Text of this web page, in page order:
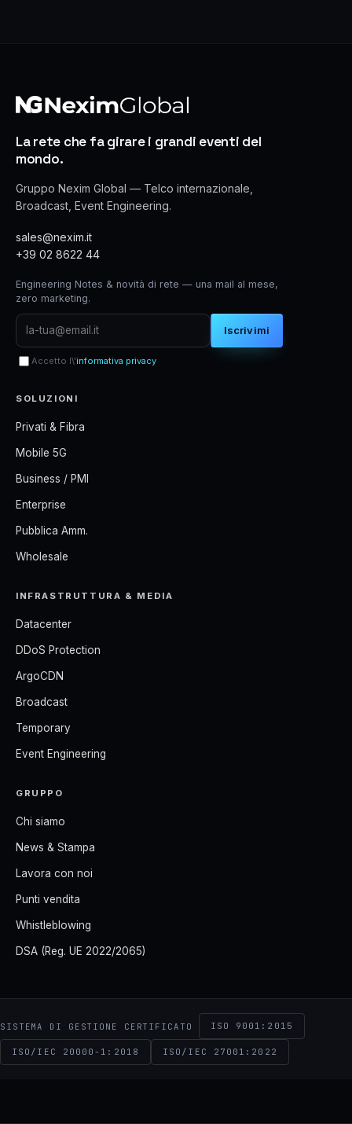
La rete che fa girare i grandi eventi del
mondo.
Gruppo Nexim Global — Telco internazionale,
Broadcast, Event Engineering.
sales@nexim.it
+39 02 8622 44
Engineering Notes & novità di rete — una mail al mese,
zero marketing.
Iscrivimi
Accetto l\'informativa privacy
SOLUZIONI
Privati & Fibra
Mobile 5G
Business / PMI
Enterprise
Pubblica Amm.
Wholesale
INFRASTRUTTURA & MEDIA
Datacenter
DDoS Protection
ArgoCDN
Broadcast
Temporary
Event Engineering
GRUPPO
Chi siamo
News & Stampa
Lavora con noi
Punti vendita
Whistleblowing
DSA (Reg. UE 2022/2065)
SISTEMA DI GESTIONE CERTIFICATO ISO 9001:2015
ISO/IEC 20000-1:2018 ISO/IEC 27001:2022